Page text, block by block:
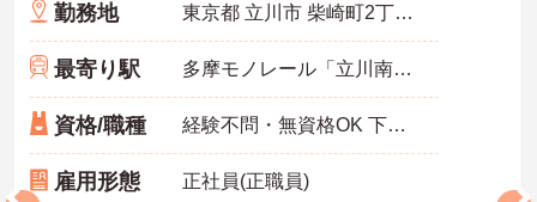
勤務地 東京都 立川市 柴崎町2丁目7-6 さかえビル301号室
最寄り駅 多摩モノレール「立川南駅」徒歩5分
資格/職種 経験不問・無資格OK 下記いずれかの資格あれば尚可 ・介護福祉士 ・介護職員実務者研修（ホームヘルパー1級・介護職員基礎研修） ・介護職員初任者研修（ホームヘルパー2級）
雇用形態 正社員(正職員)